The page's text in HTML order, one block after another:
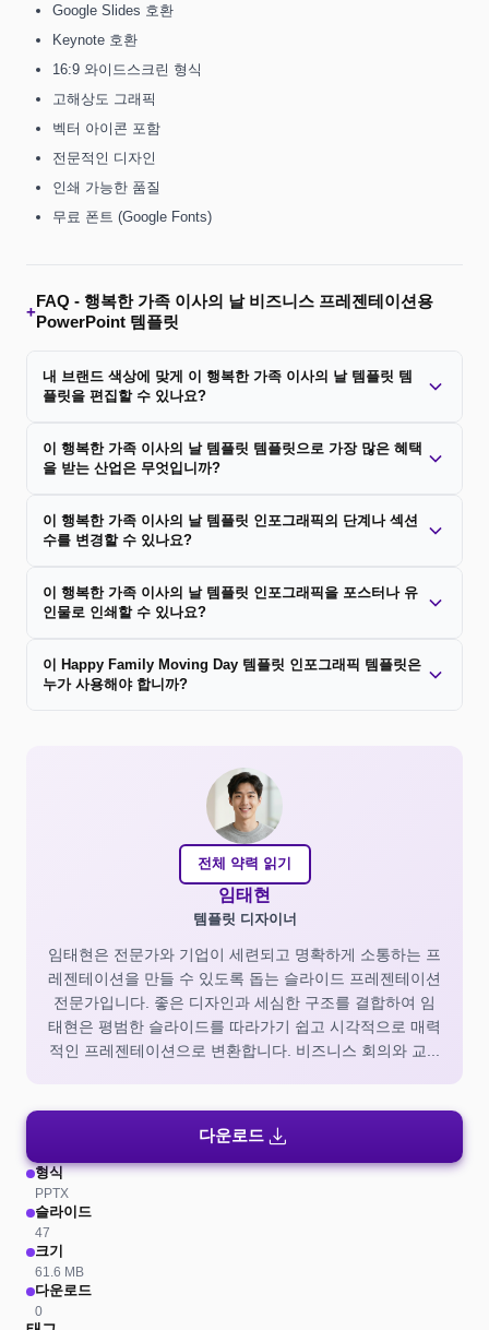
Google Slides 호환
Keynote 호환
16:9 와이드스크린 형식
고해상도 그래픽
벡터 아이콘 포함
전문적인 디자인
인쇄 가능한 품질
무료 폰트 (Google Fonts)
+
FAQ - 행복한 가족 이사의 날 비즈니스 프레젠테이션용
PowerPoint 템플릿
내 브랜드 색상에 맞게 이 행복한 가족 이사의 날 템플릿 템
플릿을 편집할 수 있나요?
이 행복한 가족 이사의 날 템플릿 템플릿으로 가장 많은 혜택
을 받는 산업은 무엇입니까?
이 행복한 가족 이사의 날 템플릿 인포그래픽의 단계나 섹션
수를 변경할 수 있나요?
이 행복한 가족 이사의 날 템플릿 인포그래픽을 포스터나 유
인물로 인쇄할 수 있나요?
이 Happy Family Moving Day 템플릿 인포그래픽 템플릿은
누가 사용해야 합니까?
전체 약력 읽기
임태현
템플릿 디자이너
임태현은 전문가와 기업이 세련되고 명확하게 소통하는 프
레젠테이션을 만들 수 있도록 돕는 슬라이드 프레젠테이션
전문가입니다. 좋은 디자인과 세심한 구조를 결합하여 임
태현은 평범한 슬라이드를 따라가기 쉽고 시각적으로 매력
적인 프레젠테이션으로 변환합니다. 비즈니스 회의와 교...
다운로드 download
형식
PPTX
슬라이드
47
크기
61.6 MB
다운로드
0